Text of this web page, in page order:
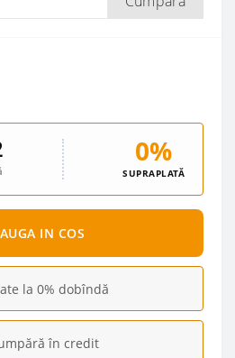
0%
SUPRAPLATĂ
IN COS
la 0% dobîndă
în credit